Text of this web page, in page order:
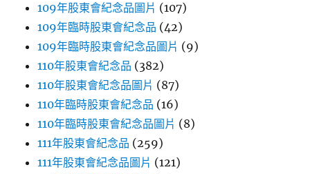
109年股東會紀念品圖片 (107)
109年臨時股東會紀念品 (42)
109年臨時股東會紀念品圖片 (9)
110年股東會紀念品 (382)
110年股東會紀念品圖片 (87)
110年臨時股東會紀念品 (16)
110年臨時股東會紀念品圖片 (8)
111年股東會紀念品 (259)
111年股東會紀念品圖片 (121)